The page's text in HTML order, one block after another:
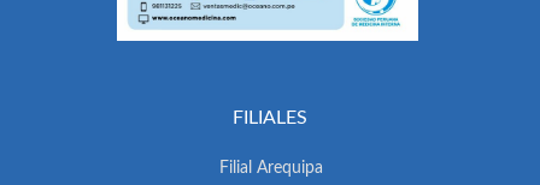
FILIALES
Filial Arequipa